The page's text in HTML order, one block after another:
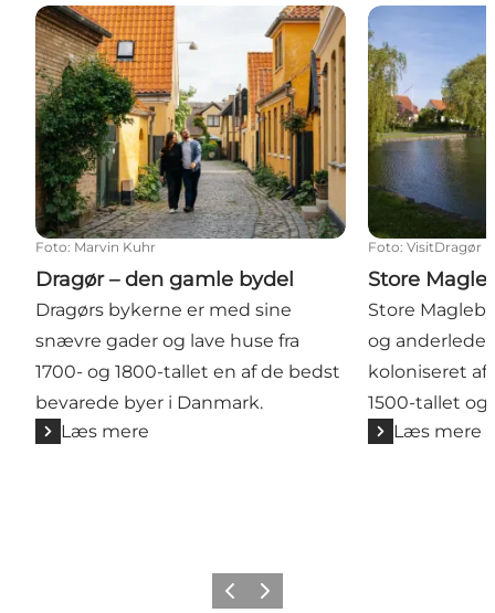
Dragør – den gamle bydel
Foto: Marvin Kuhr
Dragør – den gamle bydel
Dragørs bykerne er med sine
snævre gader og lave huse fra
1700- og 1800-tallet en af de bedst
bevarede byer i Danmark.
Læs mere
Store Magleby
Foto: VisitDragør
Store
Store
og
koloniseret af
1500-tallet og
Læs mere
Forrige billede
Næste billede